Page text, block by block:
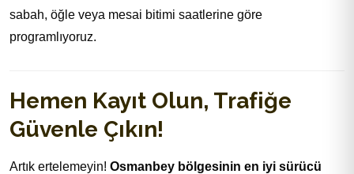
sabah, öğle veya mesai bitimi saatlerine göre
programlıyoruz.
Hemen Kayıt Olun, Trafiğe
Güvenle Çıkın!
Artık ertelemeyin! Osmanbey bölgesinin en iyi sürücü